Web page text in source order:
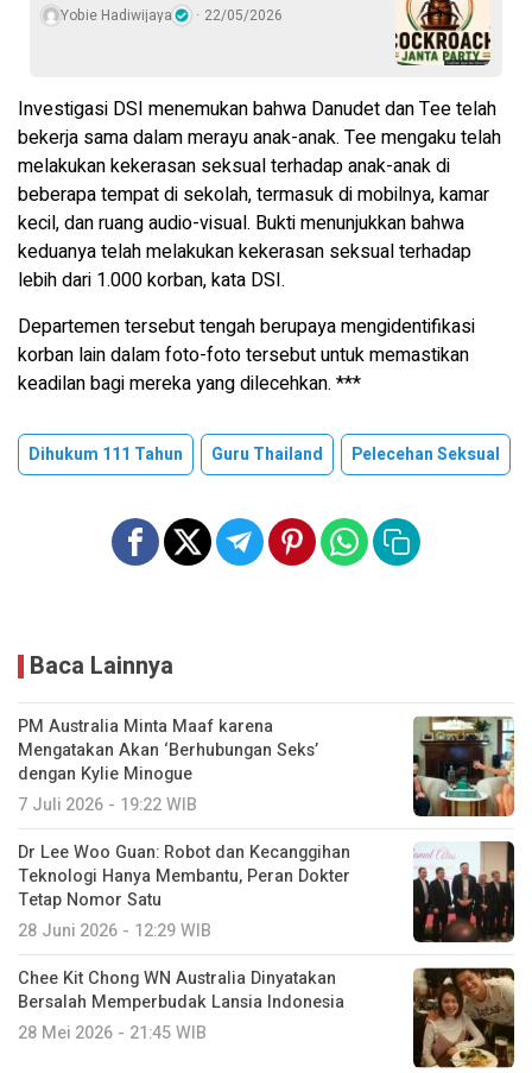
Yobie Hadiwijaya 22/05/2026
Investigasi DSI menemukan bahwa Danudet dan Tee telah
bekerja sama dalam merayu anak-anak. Tee mengaku telah
melakukan kekerasan seksual terhadap anak-anak di
beberapa tempat di sekolah, termasuk di mobilnya, kamar
kecil, dan ruang audio-visual. Bukti menunjukkan bahwa
keduanya telah melakukan kekerasan seksual terhadap
lebih dari 1.000 korban, kata DSI.
Departemen tersebut tengah berupaya mengidentifikasi
korban lain dalam foto-foto tersebut untuk memastikan
keadilan bagi mereka yang dilecehkan. ***
Dihukum 111 Tahun Guru Thailand Pelecehan Seksual
Baca Lainnya
PM Australia Minta Maaf karena
Mengatakan Akan ‘Berhubungan Seks’
dengan Kylie Minogue
7 Juli 2026 - 19:22 WIB
Dr Lee Woo Guan: Robot dan Kecanggihan
Teknologi Hanya Membantu, Peran Dokter
Tetap Nomor Satu
28 Juni 2026 - 12:29 WIB
Chee Kit Chong WN Australia Dinyatakan
Bersalah Memperbudak Lansia Indonesia
28 Mei 2026 - 21:45 WIB